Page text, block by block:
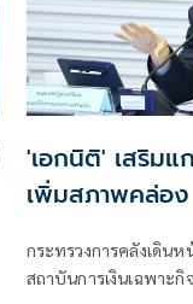
'เอกนิติ' เสริมแ
เพิ่มสภาพคล่อ
กระทรวงการคลังเดิน
สถาบันการเงินเฉพาะ